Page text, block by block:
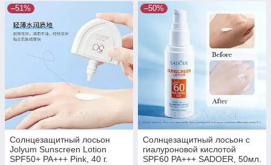
–51%
Солнцезащитный лосьон
Jolyum Sunscreen Lotion
SPF50+ PA+++ Pink, 40 г.
–50%
Солнцезащитный лосьон с
гиалуроновой кислотой
SPF60 PA+++ SADOER, 50мл.